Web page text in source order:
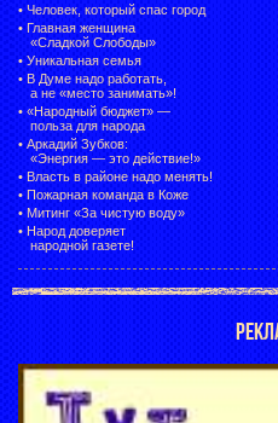
• Человек, который спас город
• Главная женщина
«Сладкой Слободы»
• Уникальная семья
• В Думе надо работать,
а не «место занимать»!
• «Народный бюджет» —
польза для народа
• Аркадий Зубков:
«Энергия — это действие!»
• Власть в районе надо менять!
• Пожарная команда в Коже
• Митинг «За чистую воду»
• Народ доверяет
народной газете!